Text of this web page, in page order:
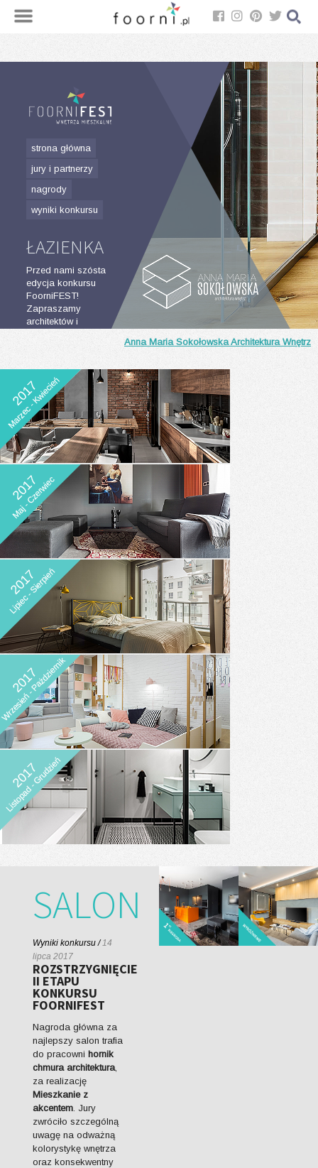
strona główna
jury i partnerzy
nagrody
wyniki konkursu
ŁAZIENKA
Przed nami szósta
edycja konkursu
FoorniFEST!
Zapraszamy
architektów i
Interesuje Cię inna
kategoria?
do konkursu
Wnętrza Publiczne
Anna Maria Sokołowska Architektura Wnętrz
SALON
Wyniki konkursu /14
lipca 2017
ROZSTRZYGNIĘCIE
II ETAPU
KONKURSU
FOORNIFEST
Nagroda główna za
najlepszy salon trafia
do pracowni hornik
chmura architektura,
za realizację
Mieszkanie z
akcentem. Jury
zwróciło szczególną
uwagę na odważną
kolorystykę wnętrza
oraz konsekwentny